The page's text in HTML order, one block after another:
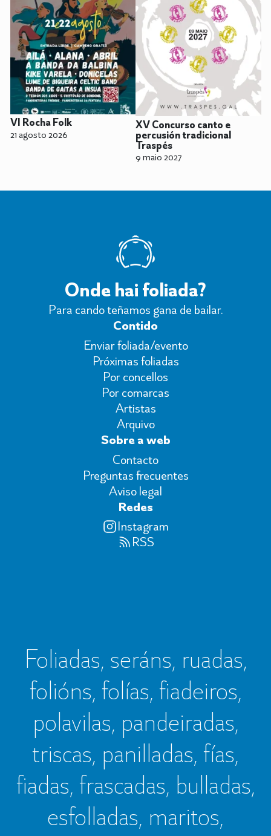
VI Rocha Folk
21 agosto 2026
XV Concurso canto e
percusión tradicional
Traspés
9 maio 2027
Onde hai foliada?
Para cando teñamos gana de bailar.
Contido
Enviar foliada/evento
Próximas foliadas
Por concellos
Por comarcas
Artistas
Arquivo
Sobre a web
Contacto
Preguntas frecuentes
Aviso legal
Redes
Instagram
RSS
Foliadas, seráns, ruadas,
folións, folías, fiadeiros,
polavilas, pandeiradas,
triscas, panilladas, fías,
fiadas, frascadas, bulladas,
esfolladas, maritos,